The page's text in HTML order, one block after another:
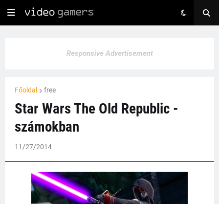
Responsive Advertisement
Főoldal free
Star Wars The Old Republic -
számokban
11/27/2014